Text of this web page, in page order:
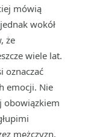
mówią
wokół
że
wiele lat.
oznaczać
emocji. Nie
obowiązkiem
mężczyzn.